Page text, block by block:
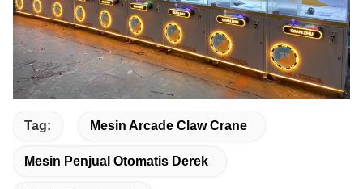
Tag: Mesin Arcade Claw Crane
Mesin Penjual Otomatis Derek